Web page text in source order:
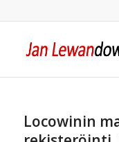
Locowinin